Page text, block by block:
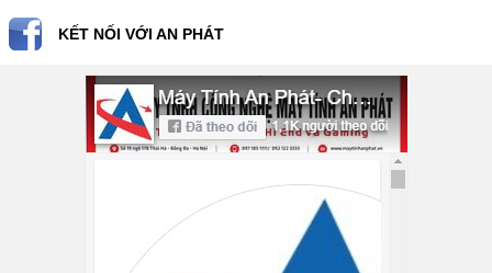
KẾT NỐI VỚI AN PHÁT